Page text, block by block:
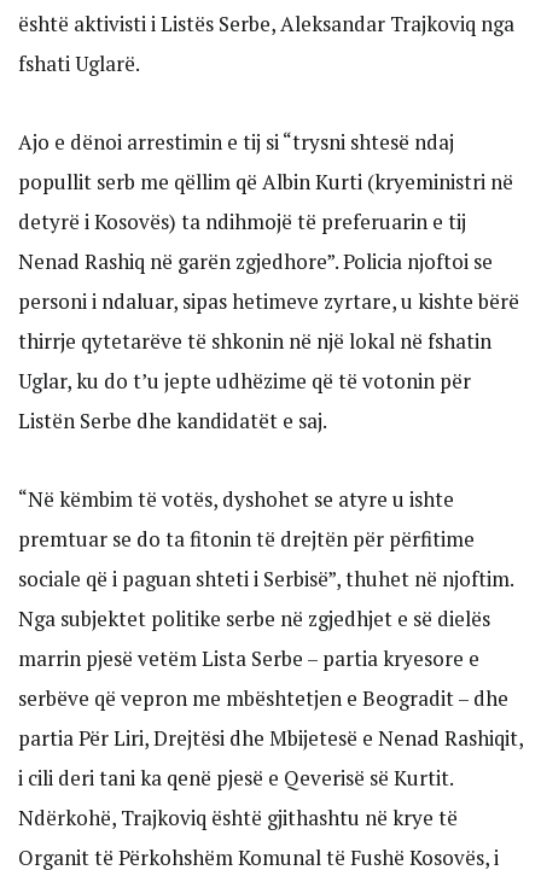
është aktivisti i Listës Serbe, Aleksandar Trajkoviq nga
fshati Uglarë.
Ajo e dënoi arrestimin e tij si “trysni shtesë ndaj
popullit serb me qëllim që Albin Kurti (kryeministri në
detyrë i Kosovës) ta ndihmojë të preferuarin e tij
Nenad Rashiq në garën zgjedhore”. Policia njoftoi se
personi i ndaluar, sipas hetimeve zyrtare, u kishte bërë
thirrje qytetarëve të shkonin në një lokal në fshatin
Uglar, ku do t’u jepte udhëzime që të votonin për
Listën Serbe dhe kandidatët e saj.
“Në këmbim të votës, dyshohet se atyre u ishte
premtuar se do ta fitonin të drejtën për përfitime
sociale që i paguan shteti i Serbisë”, thuhet në njoftim.
Nga subjektet politike serbe në zgjedhjet e së dielës
marrin pjesë vetëm Lista Serbe – partia kryesore e
serbëve që vepron me mbështetjen e Beogradit – dhe
partia Për Liri, Drejtësi dhe Mbijetesë e Nenad Rashiqit,
i cili deri tani ka qenë pjesë e Qeverisë së Kurtit.
Ndërkohë, Trajkoviq është gjithashtu në krye të
Organit të Përkohshëm Komunal të Fushë Kosovës, i